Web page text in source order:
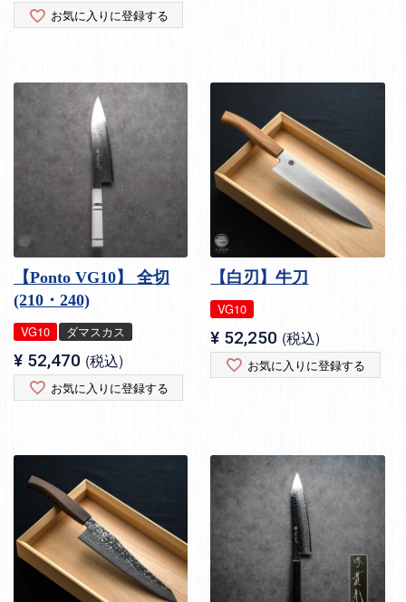
お気に入りに登録する
【Ponto VG10】 全切
(210・240)
VG10 ダマスカス
¥ 52,470 税込
お気に入りに登録する
【白刃】牛刀
VG10
¥ 52,250 税込
お気に入りに登録する